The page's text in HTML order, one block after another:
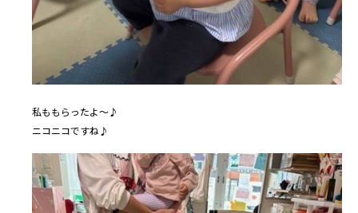
私ももらったよ～♪
ニコニコですね♪